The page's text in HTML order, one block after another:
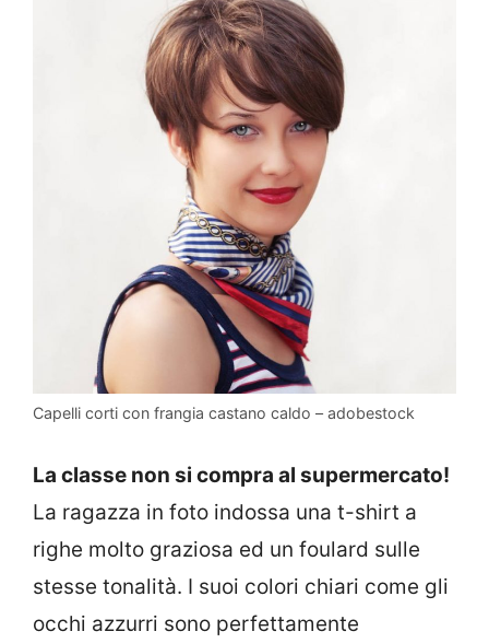
Capelli corti con frangia castano caldo – adobestock
La classe non si compra al supermercato!
La ragazza in foto indossa una t-shirt a
righe molto graziosa ed un foulard sulle
stesse tonalità. I suoi colori chiari come gli
occhi azzurri sono perfettamente